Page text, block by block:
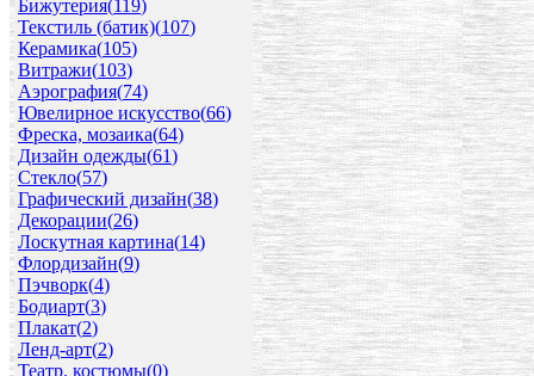
Бижутерия(119)
Текстиль (батик)(107)
Керамика(105)
Витражи(103)
Аэрография(74)
Ювелирное искусство(66)
Фреска, мозаика(64)
Дизайн одежды(61)
Стекло(57)
Графический дизайн(38)
Декорации(26)
Лоскутная картина(14)
Флордизайн(9)
Пэчворк(4)
Бодиарт(3)
Плакат(2)
Ленд-арт(2)
Театр. костюмы(0)